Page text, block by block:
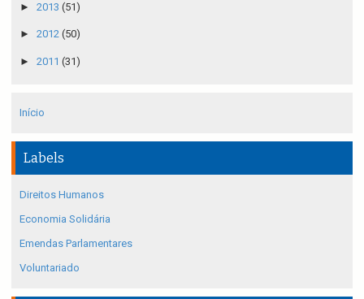
► 2013 (51)
► 2012 (50)
► 2011 (31)
Início
Labels
Direitos Humanos
Economia Solidária
Emendas Parlamentares
Voluntariado